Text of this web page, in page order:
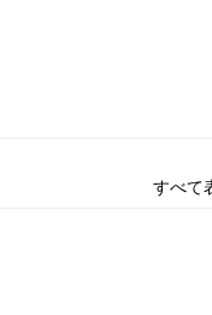
すべて